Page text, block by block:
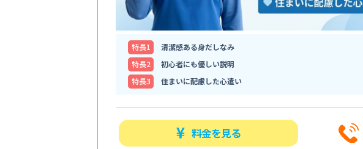
特⻑1
清潔感ある身だしなみ
特⻑2
初心者にも優しい説明
特⻑3
住まいに配慮した心遣い
料金を見る